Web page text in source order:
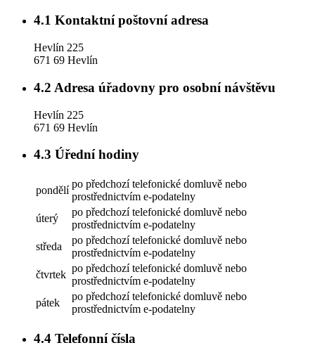
4.1 Kontaktní poštovní adresa
Hevlín 225
671 69 Hevlín
4.2 Adresa úřadovny pro osobní návštěvu
Hevlín 225
671 69 Hevlín
4.3 Úřední hodiny
pondělí
po předchozí telefonické domluvě nebo
prostřednictvím e-podatelny
úterý
po předchozí telefonické domluvě nebo
prostřednictvím e-podatelny
středa
po předchozí telefonické domluvě nebo
prostřednictvím e-podatelny
čtvrtek
po předchozí telefonické domluvě nebo
prostřednictvím e-podatelny
pátek
po předchozí telefonické domluvě nebo
prostřednictvím e-podatelny
4.4 Telefonní čísla